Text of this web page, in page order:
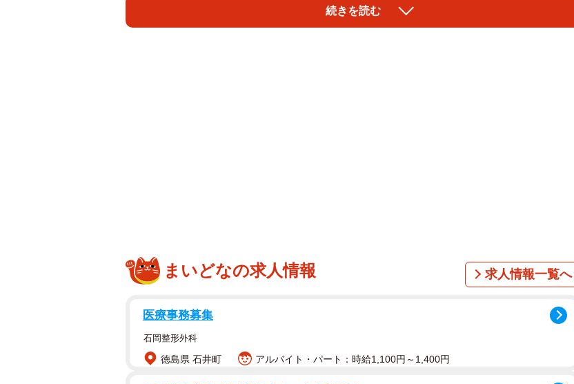
続きを読む
まいどなの求人情報 求人情報一覧へ
医療事務募集
石岡整形外科
徳島県 石井町 アルバイト・パート：時給1,100円～1,400円